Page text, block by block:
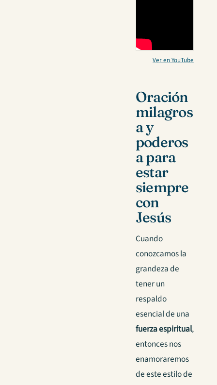
Ver en YouTube
Oración
milagros
a y
poderos
a para
estar
siempre
con
Jesús
Cuando
conozcamos la
grandeza de
tener un
respaldo
esencial de una
fuerza espiritual,
entonces nos
enamoraremos
de este estilo de